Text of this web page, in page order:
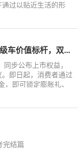
过以贴近生活的形
牌以“实”为核心的价
荣威D7以冠军实力重塑B级车价值标杆，双车将于明日正式上市
步公布上市权益，
即日起，消费者通过
即可锁定膨胀礼、
礼、流量礼、充电礼
完结篇